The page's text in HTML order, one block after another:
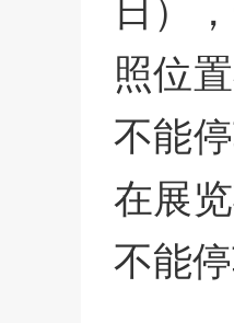
日）
照位
不能
在展
不能停